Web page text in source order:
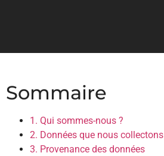
Sommaire
1. Qui sommes-nous ?
2. Données que nous collectons
3. Provenance des données